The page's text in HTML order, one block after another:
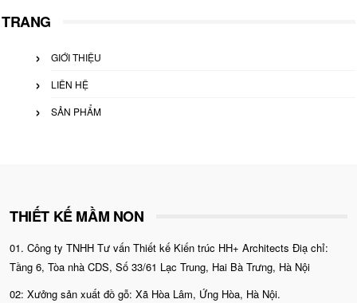
TRANG
GIỚI THIỆU
LIÊN HỆ
SẢN PHẨM
THIẾT KẾ MẦM NON
01. Công ty TNHH Tư vấn Thiết kế Kiến trúc HH+ Architects Điạ chỉ:
Tầng 6, Tòa nhà CDS, Số 33/61 Lạc Trung, Hai Bà Trưng, Hà Nội
02: Xưởng sản xuất đồ gỗ: Xã Hòa Lâm, Ứng Hòa, Hà Nội.